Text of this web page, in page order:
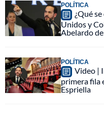
POLÍTICA
¿Qué
Unidos y
Abelardo
POLÍTICA
Video |
primera fila
Espriella